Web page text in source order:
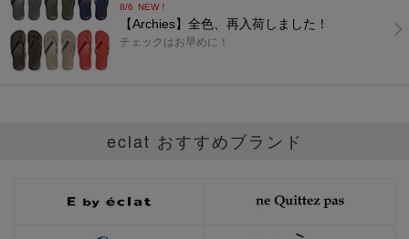
8/6 NEW！
【Archies】全色、再入荷しました！
チェックはお早めに！
eclat おすすめブランド